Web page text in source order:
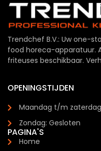
Trendchef B.V.: Uw one-
food horeca-apparatuur.
friteuses beschikbaar.
OPENINGSTIJDEN
Maandag t/m
Zondag: Gesloten
PAGINA'S
Home